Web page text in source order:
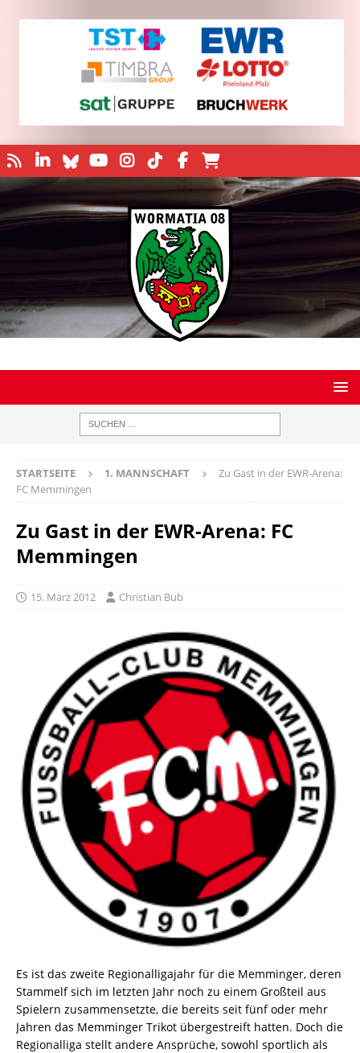
STARTSEITE 1. MANNSCHAFT
Zu Gast in der EWR-Arena:
FC Memmingen
Zu Gast in der EWR-Arena: FC
Memmingen
15. März 2012 Christian Bub
Es ist das zweite Regionalligajahr für die Memminger, deren
Stammelf sich im letzten Jahr noch zu einem Großteil aus
Spielern zusammensetzte, die bereits seit fünf oder mehr
Jahren das Memminger Trikot übergestreift hatten. Doch die
Regionalliga stellt andere Ansprüche, sowohl sportlich als